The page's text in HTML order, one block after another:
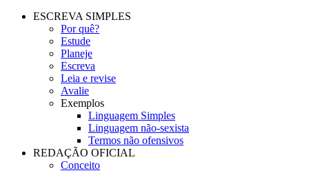
ESCREVA SIMPLES
Por quê?
Estude
Planeje
Escreva
Leia e revise
Avalie
Exemplos
Linguagem Simples
Linguagem não-sexista
Termos não ofensivos
REDAÇÃO OFICIAL
Conceito